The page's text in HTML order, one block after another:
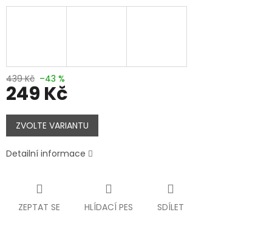
439 Kč –43 %
249 Kč
Měrná
cena:
ZVOLTE VARIANTU
Detailní informace
ZEPTAT SE HLÍDACÍ PES SDÍLET